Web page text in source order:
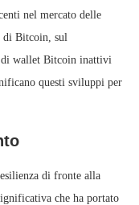
nel mercato delle
di Bitcoin, sul
di wallet Bitcoin inattivi
questi sviluppi per
di fronte alla
che ha portato